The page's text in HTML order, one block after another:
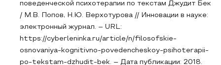
поведенческой психотерапии по текстам Джудит Бек
/ М.В. Попов, Н.Ю. Верхотурова // Инновации в науке:
электронный журнал. – URL:
https://cyberleninka.ru/article/n/filosofskie-
osnovaniya-kognitivno-povedencheskoy-psihoterapii-
po-tekstam-dzhudit-bek. – Дата публикации: 2018.